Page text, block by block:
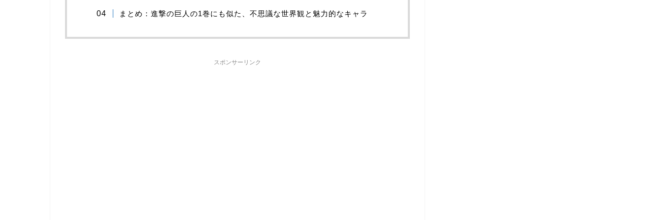
まとめ：進撃の巨人の1巻にも似た、不思議な世界観と魅力的なキャラ
スポンサーリンク